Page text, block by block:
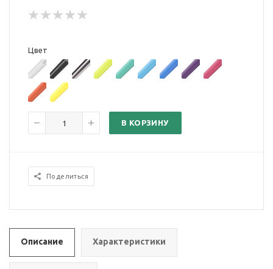
Цвет
В КОРЗИНУ
Поделиться
Описание Характеристики